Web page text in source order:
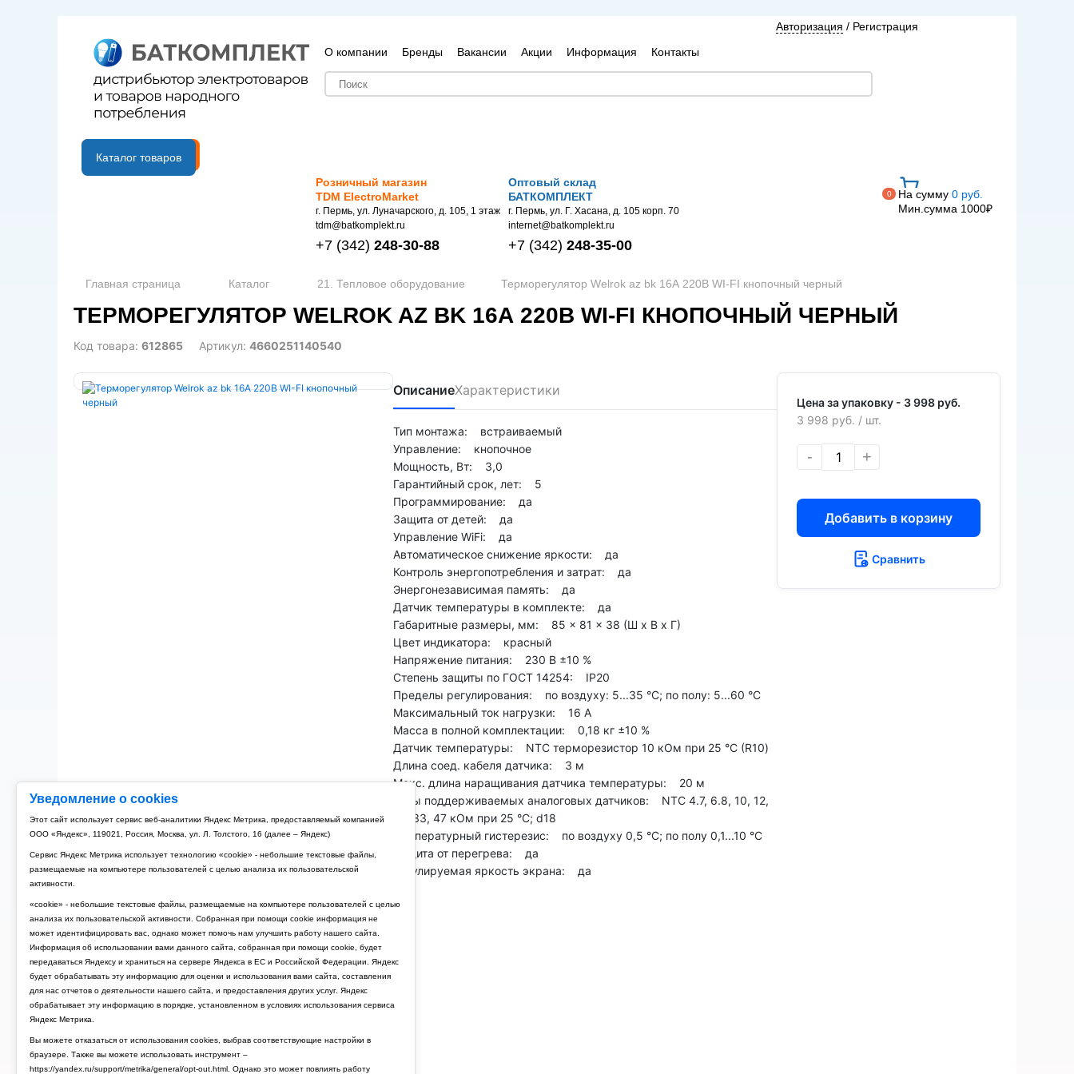
Уведомление о cookies
Этот сайт использует сервис веб-аналитики Яндекс Метрика, предоставляемый компанией
ООО «Яндекс», 119021, Россия, Москва, ул. Л. Толстого, 16 (далее – Яндекс)
Сервис Яндекс Метрика использует технологию «cookie» - небольшие текстовые файлы,
размещаемые на компьютере пользователей с целью анализа их пользовательской
активности.
«cookie» - небольшие текстовые файлы, размещаемые на компьютере пользователей с целью
анализа их пользовательской активности. Собранная при помощи cookie информация не
может идентифицировать вас, однако может помочь нам улучшить работу нашего сайта.
Информация об использовании вами данного сайта, собранная при помощи cookie, будет
передаваться Яндексу и храниться на сервере Яндекса в ЕС и Российской Федерации. Яндекс
будет обрабатывать эту информацию для оценки и использования вами сайта, составления
для нас отчетов о деятельности нашего сайта, и предоставления других услуг. Яндекс
обрабатывает эту информацию в порядке, установленном в условиях использования сервиса
Яндекс Метрика.
Вы можете отказаться от использования cookies, выбрав соответствующие настройки в
браузере. Также вы можете использовать инструмент –
https://yandex.ru/support/metrika/general/opt-out.html. Однако это может повлиять работу
О компании Бренды Вакансии Акции Информация Контакты
Авторизация / Регистрация
B2B портал
Каталог товаров
Розничный магазин
TDM ElectroMarket
г. Пермь, ул. Луначарского, д. 105, 1 этаж
tdm@batkomplekt.ru
+7 (342) 248-30-88
Оптовый склад
БАТКОМПЛЕКТ
г. Пермь, ул. Г. Хасана, д. 105 корп. 70
internet@batkomplekt.ru
+7 (342) 248-35-00
0 На сумму 0 руб.
Мин.сумма 1000₽
Главная страница Каталог 21. Тепловое оборудование Терморегулятор Welrok az bk 16А 220В WI-FI кнопочный черный
ТЕРМОРЕГУЛЯТОР WELROK AZ BK 16А 220В WI-FI КНОПОЧНЫЙ ЧЕРНЫЙ
Код товара: 612865 Артикул: 4660251140540
ОписаниеХарактеристики
Тип монтажа: встраиваемый
Управление: кнопочное
Мощность, Вт: 3,0
Гарантийный срок, лет: 5
Программирование: да
Защита от детей: да
Управление WiFi: да
Автоматическое снижение яркости: да
Контроль энергопотребления и затрат: да
Энергонезависимая память: да
Датчик температуры в комплекте: да
Габаритные размеры, мм: 85 × 81 × 38 (Ш х В х Г)
Цвет индикатора: красный
Напряжение питания: 230 В ±10 %
Степень защиты по ГОСТ 14254: IP20
Пределы регулирования: по воздуху: 5...35 °С; по полу: 5...60 °С
Максимальный ток нагрузки: 16 А
Масса в полной комплектации: 0,18 кг ±10 %
Датчик температуры: NTC терморезистор 10 кОм при 25 °С (R10)
Длина соед. кабеля датчика: 3 м
Макс. длина наращивания датчика температуры: 20 м
Типы поддерживаемых аналоговых датчиков: NTC 4.7, 6.8, 10, 12,
15, 33, 47 кОм при 25 °C; d18
Температурный гистерезис: по воздуху 0,5 °С; по полу 0,1...10 °С
Защита от перегрева: да
Регулируемая яркость экрана: да
Цена за упаковку - 3 998 руб.
3 998 руб. / шт.
- +
Добавить в корзину
Сравнить